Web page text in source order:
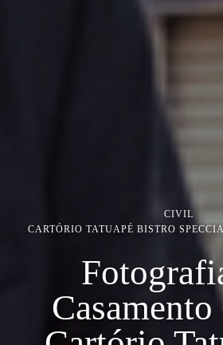
CIVIL
CARTÓRIO TATUAPÉ BISTRO